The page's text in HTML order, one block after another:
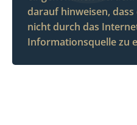
darauf hinweisen,
nicht durch das
Informationsquelle zu